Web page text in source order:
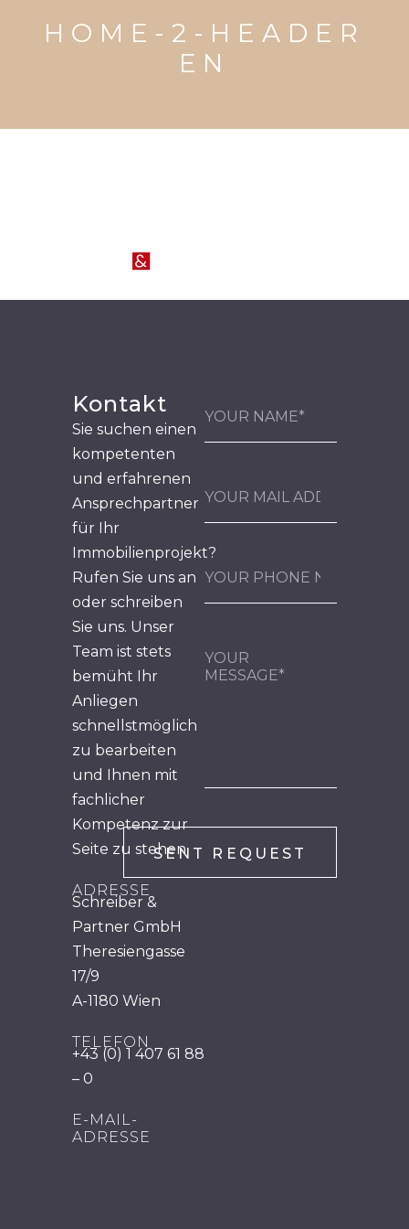
HOME-2-HEADER
EN
Kontakt
Sie suchen einen
kompetenten
und erfahrenen
Ansprechpartner
für Ihr
Immobilienprojekt?
Rufen Sie uns an
oder schreiben
Sie uns. Unser
Team ist stets
bemüht Ihr
Anliegen
schnellstmöglich
zu bearbeiten
und Ihnen mit
fachlicher
Kompetenz zur
Seite zu stehen.
ADRESSE
Schreiber &
Partner GmbH
Theresiengasse
17/9
A-1180 Wien
TELEFON
+43 (0) 1 407 61 88
– 0
E-MAIL-
ADRESSE